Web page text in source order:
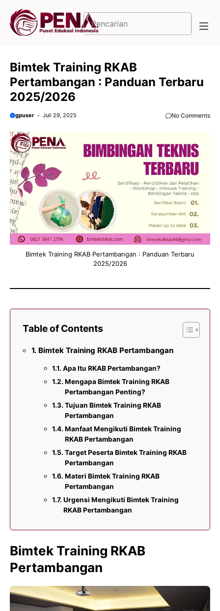
Cari
Bimtek Training RKAB
Pertambangan : Panduan Terbaru
2025/2026
gpuser Juli 29, 2025 No Comments
Bimtek Training RKAB Pertambangan : Panduan Terbaru
2025/2026
Table of Contents
Bimtek Training RKAB Pertambangan
Apa Itu RKAB Pertambangan?
Mengapa Bimtek Training RKAB
Pertambangan Penting?
Tujuan Bimtek Training RKAB
Pertambangan
Manfaat Mengikuti Bimtek Training
RKAB Pertambangan
Target Peserta Bimtek Training RKAB
Pertambangan
Materi Bimtek Training RKAB
Pertambangan
Urgensi Mengikuti Bimtek Training
RKAB Pertambangan
Bimtek Training RKAB
Pertambangan